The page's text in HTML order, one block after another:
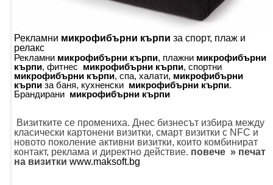
Рекламни микрофибърни кърпи за спорт, плаж и
релакс
Рекламни микрофибърни кърпи, плажни микрофибърни
кърпи, фитнес микрофибърни кърпи, спортни
микрофибърни кърпи, спа, халати, микрофибърни
кърпи за баня, кухненски микрофибърни кърпи.
Брандирани микрофибърни кърпи
Визитките се промениха. Днес бизнесът избира между
класически картонени визитки, смарт визитки с NFC и
новото поколение активни визитки, които комбинират
контакт, реклама и директно действие. повече » печат
на визитки www.maksoft.bg